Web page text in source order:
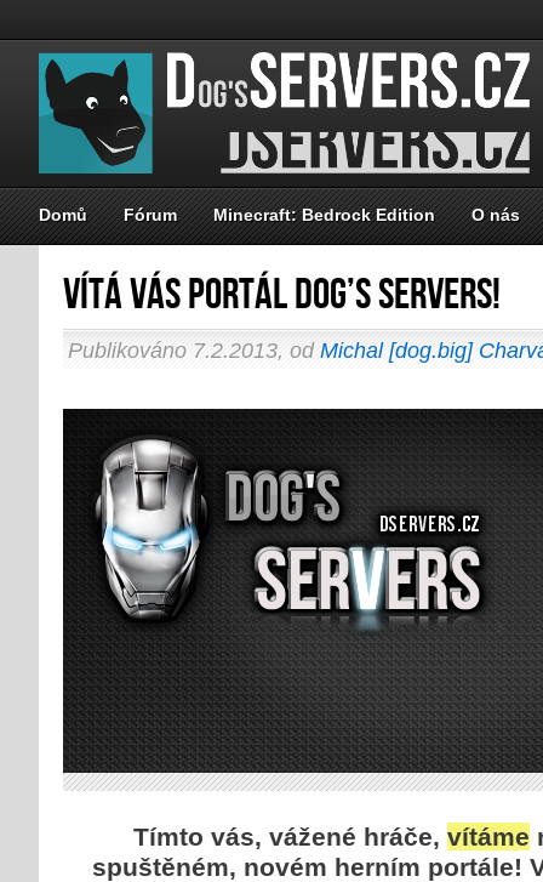
Domů Fórum Minecraft: Bedrock Edition O nás
Vítá vás portál Dog’s servers!
Publikováno 7.2.2013, od Michal [dog.big]
Tímto vás, vážené hráče, vítáme
spuštěném, novém herním portále!